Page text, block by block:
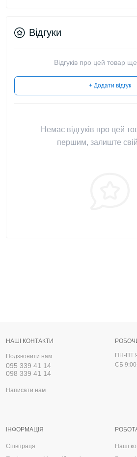
Відгуки
Відгуків про цей товар
+ Додати відгук
Немає відгуків про цей
першим, залиште свій
НАШІ КОНТАКТИ
Подзвонити нам
095 339 41 14
098 339 41 14
Написати нам
Наші
ІНФОРМАЦІЯ
Співпраця
ПН-ПТ
СБ